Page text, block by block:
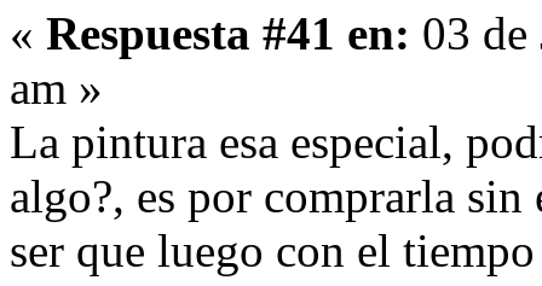
« Respuesta #41 en: 03
am »
La pintura esa especial,
algo?, es por comprarla
ser que luego con el